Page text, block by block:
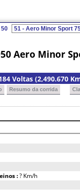
50
Aero Minor
Voltas (2,490.670
Resumo da corrida
:? Km/h